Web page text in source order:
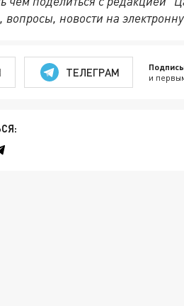
новости на
ТЕЛЕГРАМ и